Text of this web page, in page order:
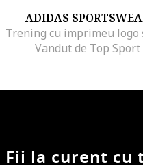
ADIDAS
Vandut de Top Sport
Fii la curent